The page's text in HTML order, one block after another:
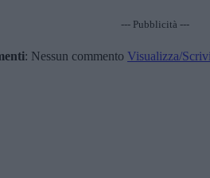
--- Pubblicità ---
: Nessun commento Visualizza/Scrivi